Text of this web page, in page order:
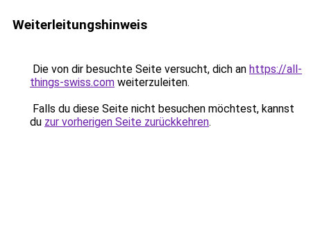
Weiterleitungshinweis
Die von dir besuchte Seite versucht, dich an https://all-
things-swiss.com weiterzuleiten.
Falls du diese Seite nicht besuchen möchtest, kannst
du zur vorherigen Seite zurückkehren.